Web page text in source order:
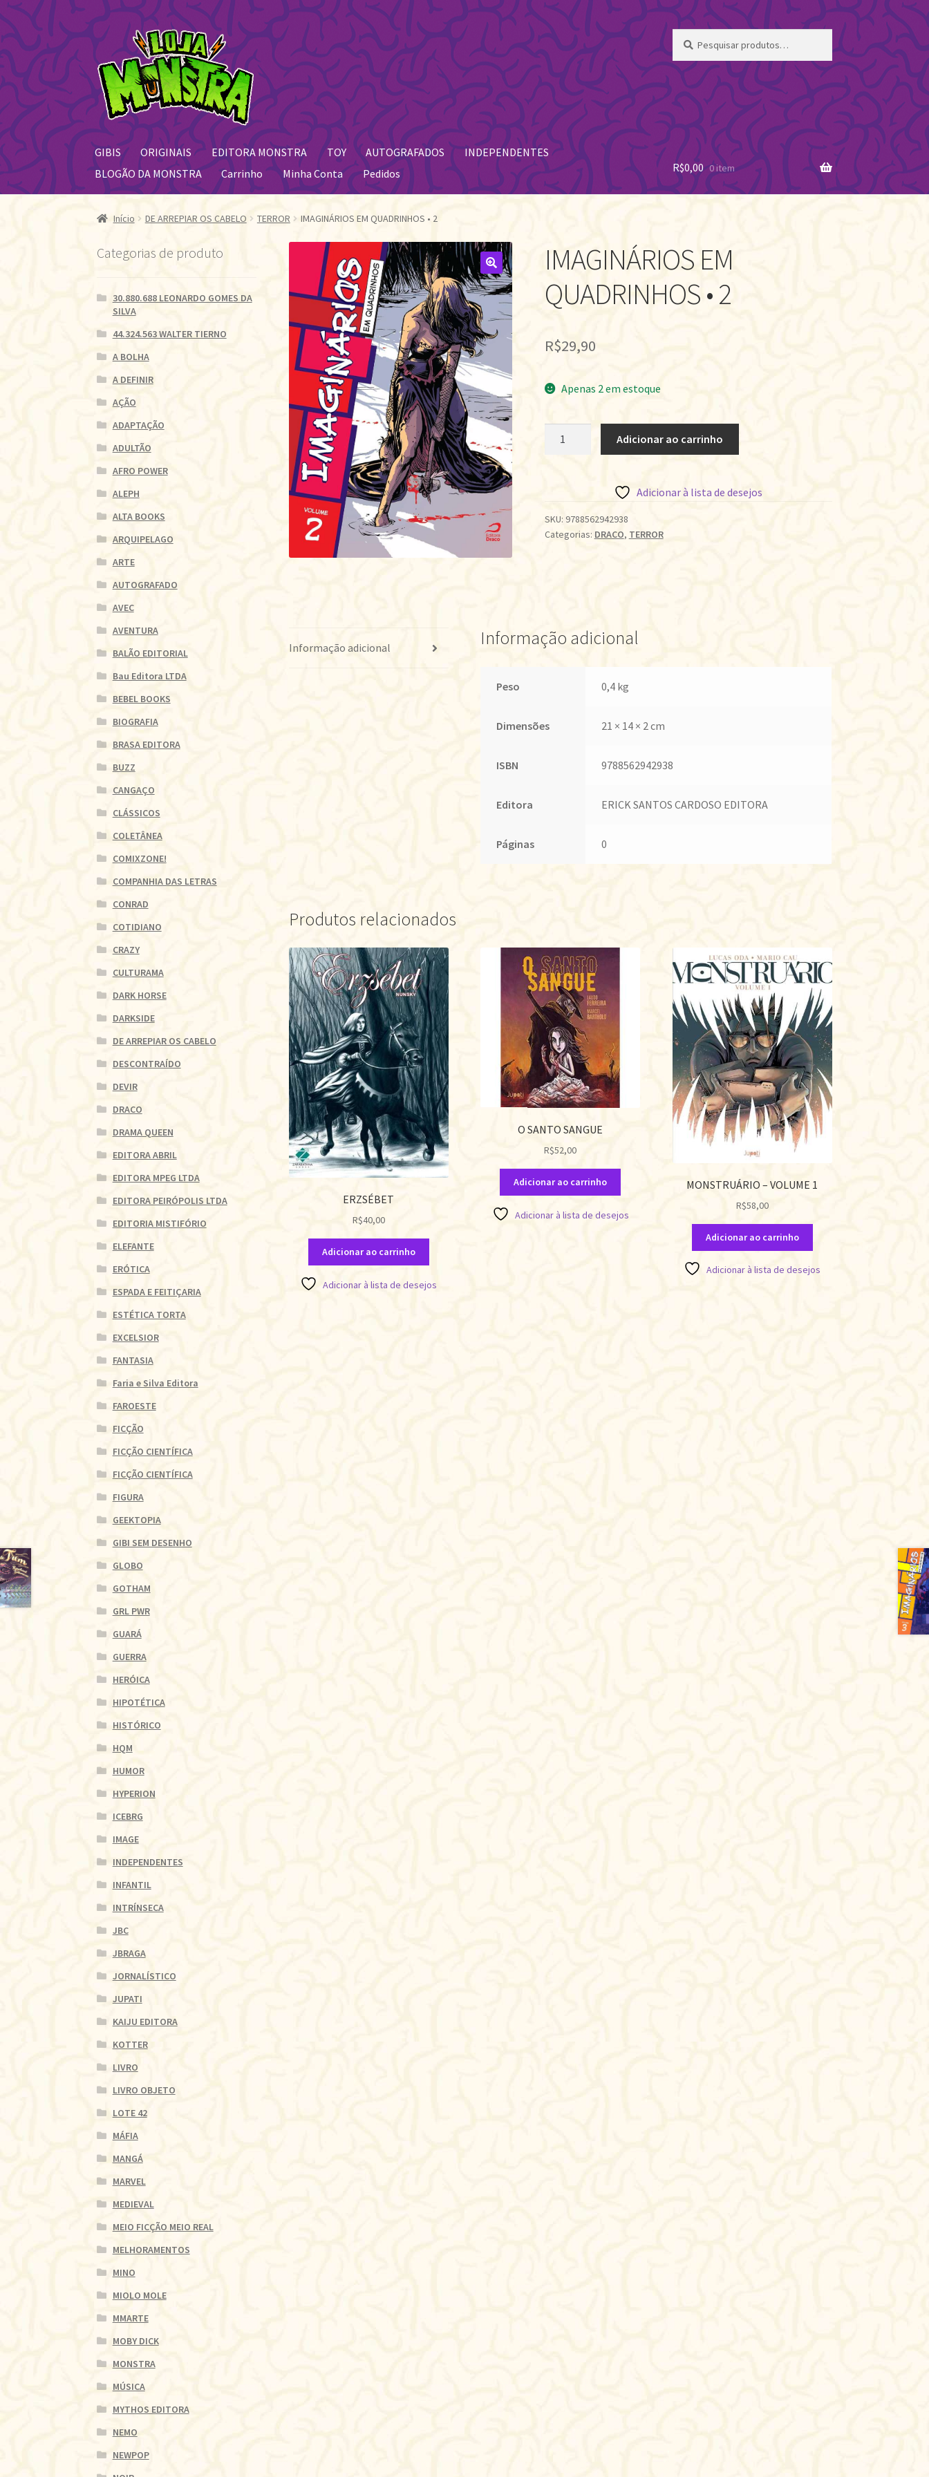
Pular
para
navegação
Pular
para
o
conteúdo
por:
GIBIS ORIGINAIS EDITORA MONSTRA TOY AUTOGRAFADOS
INDEPENDENTES
BLOGÃO DA MONSTRA
Carrinho Minha Conta Pedidos R$0,00 0 item
Início DE ARREPIAR OS CABELO TERROR IMAGINÁRIOS EM QUADRINHOS • 2
🔍
IMAGINÁRIOS EM
QUADRINHOS • 2
R$29,90
Apenas 2 em estoque
quantidade
Adicionar ao carrinho
Adicionar à lista de desejos
SKU: 9788562942938
Categorias: DRACO, TERROR
Informação adicional Informação adicional
Peso 0,4 kg
Dimensões 21 × 14 × 2 cm
ISBN 9788562942938
Editora ERICK SANTOS CARDOSO EDITORA
Páginas 0
Produtos relacionados
ERZSÉBET
R$40,00
Adicionar ao carrinho
Adicionar à lista de desejos
O SANTO SANGUE
R$52,00
Adicionar ao carrinho
Adicionar à lista de desejos
MONSTRUÁRIO – VOLUME 1
R$58,00
Adicionar ao carrinho
Adicionar à lista de desejos
Categorias de produto
30.880.688 LEONARDO GOMES DA
SILVA
44.324.563 WALTER TIERNO
A BOLHA
A DEFINIR
AÇÃO
ADAPTAÇÃO
ADULTÃO
AFRO POWER
ALEPH
ALTA BOOKS
ARQUIPELAGO
ARTE
AUTOGRAFADO
AVEC
AVENTURA
BALÃO EDITORIAL
Bau Editora LTDA
BEBEL BOOKS
BIOGRAFIA
BRASA EDITORA
BUZZ
CANGAÇO
CLÁSSICOS
COLETÂNEA
COMIXZONE!
COMPANHIA DAS LETRAS
CONRAD
COTIDIANO
CRAZY
CULTURAMA
DARK HORSE
DARKSIDE
DE ARREPIAR OS CABELO
DESCONTRAÍDO
DEVIR
DRACO
DRAMA QUEEN
EDITORA ABRIL
EDITORA MPEG LTDA
EDITORA PEIRÓPOLIS LTDA
EDITORIA MISTIFÓRIO
ELEFANTE
ERÓTICA
ESPADA E FEITIÇARIA
ESTÉTICA TORTA
EXCELSIOR
FANTASIA
Faria e Silva Editora
FAROESTE
FICÇÃO
FICÇÃO CIENTÍFICA
FICÇÃO CIENTÍFICA
FIGURA
GEEKTOPIA
GIBI SEM DESENHO
GLOBO
GOTHAM
GRL PWR
GUARÁ
GUERRA
HERÓICA
HIPOTÉTICA
HISTÓRICO
HQM
HUMOR
HYPERION
ICEBRG
IMAGE
INDEPENDENTES
INFANTIL
INTRÍNSECA
JBC
JBRAGA
JORNALÍSTICO
JUPATI
KAIJU EDITORA
KOTTER
LIVRO
LIVRO OBJETO
LOTE 42
MÁFIA
MANGÁ
MARVEL
MEDIEVAL
MEIO FICÇÃO MEIO REAL
MELHORAMENTOS
MINO
MIOLO MOLE
MMARTE
MOBY DICK
MONSTRA
MÚSICA
MYTHOS EDITORA
NEMO
NEWPOP